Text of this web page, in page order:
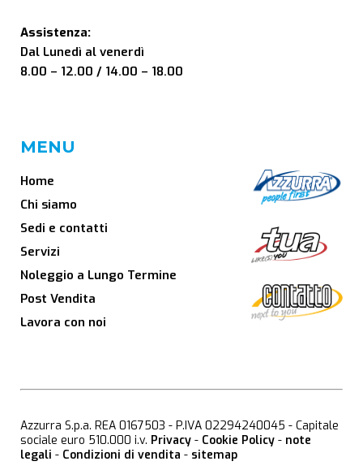
Assistenza:
Dal Lunedì al venerdì
8.00 – 12.00 / 14.00 – 18.00
MENU
Home
Chi siamo
Sedi e contatti
Servizi
Noleggio a Lungo Termine
Post Vendita
Lavora con noi
Azzurra S.p.a. REA 0167503 - P.IVA 02294240045 - Capitale
sociale euro 510.000 i.v. Privacy - Cookie Policy - note
legali - Condizioni di vendita - sitemap